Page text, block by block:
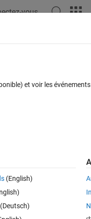
vous
of the entire signal.
et voir les
(English)
(Deutsch)